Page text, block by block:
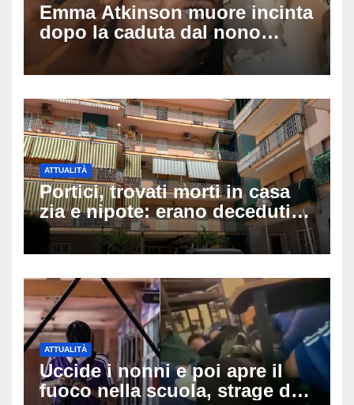
Emma Atkinson muore incinta
dopo la caduta dal nono
piano: la figlia nasce 30
minuti dopo e sta bene
ATTUALITÀ
Portici, trovati morti in casa
zia e nipote: erano deceduti
da giorni, il caldo tra le
ipotesi al vaglio
ATTUALITÀ
Uccide i nonni e poi apre il
fuoco nella scuola, strage di